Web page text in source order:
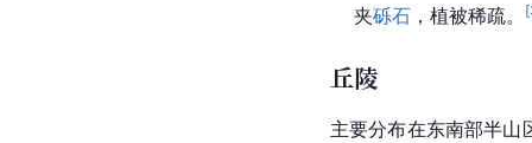
夹砾石 ，植被稀疏。 [
丘陵
主要分布在东南部半山